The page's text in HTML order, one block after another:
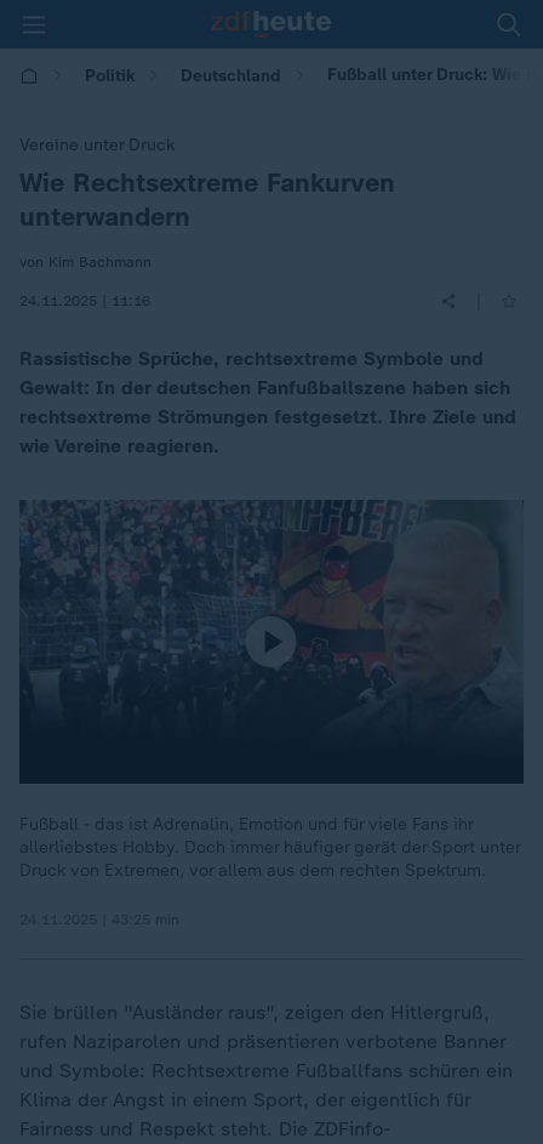
Politik Deutschland Fußball unter Druck: Wie
Vereine unter Druck
:
Wie Rechtsextreme Fankurven
unterwandern
von Kim Bachmann
24.11.2025 | 11:16
Rassistische Sprüche, rechtsextreme Symbole und
Gewalt: In der deutschen Fanfußballszene haben sich
rechtsextreme Strömungen festgesetzt. Ihre Ziele und
wie Vereine reagieren.
Fußball - das ist Adrenalin, Emotion und für viele Fans ihr
allerliebstes Hobby. Doch immer häufiger gerät der Sport unter
Druck von Extremen, vor allem aus dem rechten Spektrum.
Sie brüllen "Ausländer raus", zeigen den Hitlergruß,
rufen Naziparolen und präsentieren verbotene Banner
und Symbole: Rechtsextreme Fußballfans schüren ein
Klima der Angst in einem Sport, der eigentlich für
Fairness und Respekt steht. Die ZDFinfo-